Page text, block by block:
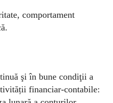
comportament
şi în bune condiţii a
financiar-contabile: